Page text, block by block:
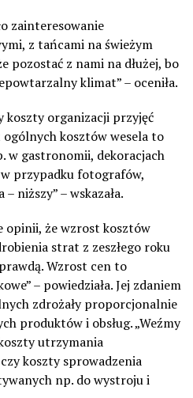
zainteresowanie
z tańcami na świeżym
z nami na dłużej, bo
klimat” – oceniła.
koszty organizacji przyjęć
kosztów wesela to
w gastronomii, dekoracjach
przypadku fotografów,
niższy” – wskazała.
opinii, że wzrost kosztów
strat z zeszłego roku
Wzrost cen to
– powiedziała. Jej zdaniem
zdrożały proporcjonalnie
produktów i obsług. „Weźmy
utrzymania
koszty sprowadzenia
np. do wystroju i